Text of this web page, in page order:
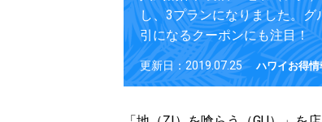
し、3プランになりました。
引になるクーポンにも注目！
更新日：2019.07.25 ハワイお得情